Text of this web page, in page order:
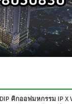
คิกออฟมหกรรม IP X